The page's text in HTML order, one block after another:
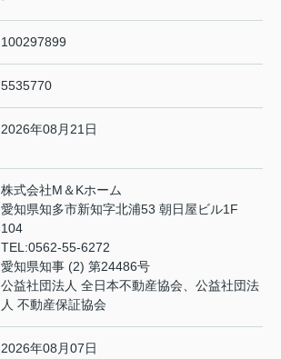
100297899
5535770
2026年08月21日
株式会社M＆Kホーム
愛知県知多市新知字北浦53 朝日屋ビル1F
104
TEL:0562-55-6272
愛知県知事 (2) 第24486号
公益社団法人 全日本不動産協会、公益社団法
人 不動産保証協会
2026年08月07日